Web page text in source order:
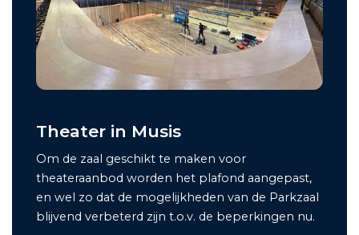
Theater in Musis
Om de zaal geschikt te maken voor
theateraanbod worden het plafond aangepast,
en wel zo dat de mogelijkheden van de Parkzaal
blijvend verbeterd zijn t.o.v. de beperkingen nu.